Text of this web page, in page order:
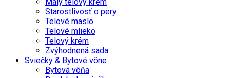
Malý telový krém
Starostlivosť o pery
Telové maslo
Telové mlieko
Telový krém
Zvýhodnená sada
Sviečky & Bytové vône
Bytová vôňa